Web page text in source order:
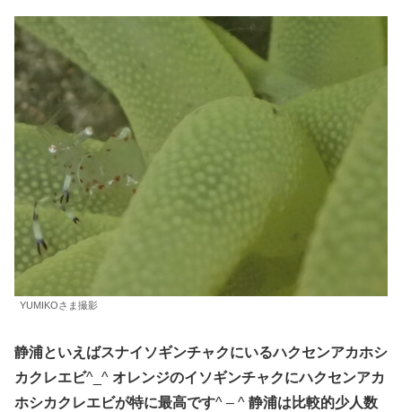
YUMIKOさま撮影
静浦といえばスナイソギンチャクにいるハクセンアカホシ
カクレエビ^_^ オレンジのイソギンチャクにハクセンアカ
ホシカクレエビが特に最高です^ – ^ 静浦は比較的少人数